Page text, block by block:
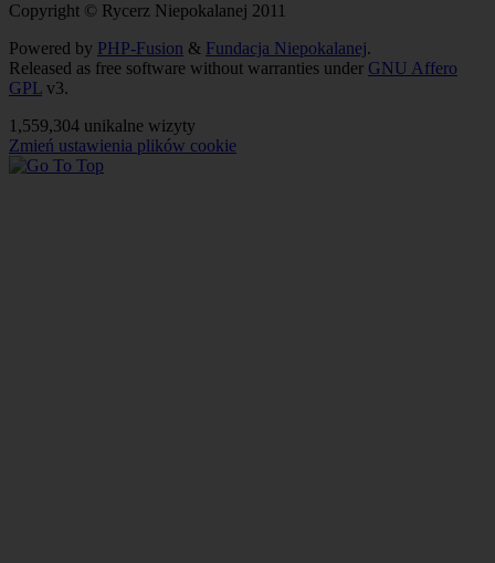
Copyright © Rycerz Niepokalanej 2011
Powered by PHP-Fusion & Fundacja Niepokalanej.
Released as free software without warranties under GNU Affero
GPL v3.
1,559,304 unikalne wizyty
Zmień ustawienia plików cookie